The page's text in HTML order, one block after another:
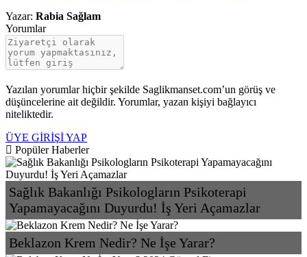
Yazar: Rabia Sağlam
Yorumlar
Yazılan yorumlar hiçbir şekilde Saglikmanset.com’un görüş ve
düşüncelerine ait değildir. Yorumlar, yazan kişiyi bağlayıcı
niteliktedir.
ÜYE GİRİŞİ YAP
Popüler Haberler
Sağlık Bakanlığı Psikologların Psikoterapi
Yapamayacağını Duyurdu! İş Yeri Açamazlar
Beklazon Krem Nedir? Ne İşe Yarar?